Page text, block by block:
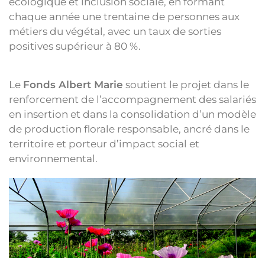
chaque année une trentaine de personnes aux
métiers du végétal, avec un taux de sorties
positives supérieur à 80 %.
Le Fonds Albert Marie soutient le projet dans le
renforcement de l’accompagnement des salariés
en insertion et dans la consolidation d’un modèle
de production florale responsable, ancré dans le
territoire et porteur d’impact social et
environnemental.